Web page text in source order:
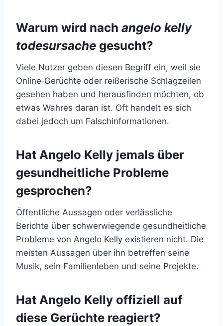
Warum wird nach angelo kelly
todesursache gesucht?
Viele Nutzer geben diesen Begriff ein, weil sie
Online‑Gerüchte oder reißerische Schlagzeilen
gesehen haben und herausfinden möchten, ob
etwas Wahres daran ist. Oft handelt es sich
dabei jedoch um Falschinformationen.
Hat Angelo Kelly jemals über
gesundheitliche Probleme
gesprochen?
Öffentliche Aussagen oder verlässliche
Berichte über schwerwiegende gesundheitliche
Probleme von Angelo Kelly existieren nicht. Die
meisten Aussagen über ihn betreffen seine
Musik, sein Familienleben und seine Projekte.
Hat Angelo Kelly offiziell auf
diese Gerüchte reagiert?